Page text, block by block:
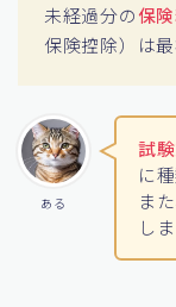
未経過分の保
保険控除）は
ある
試
に
ま
し